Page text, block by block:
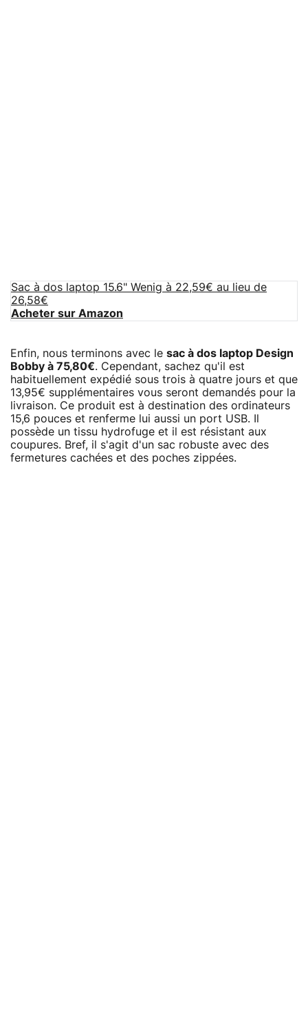
Sac à dos laptop 15.6" Wenig à 22,59€ au lieu de
26,58€
Acheter sur Amazon
Enfin, nous terminons avec le sac à dos laptop Design
Bobby à 75,80€. Cependant, sachez qu'il est
habituellement expédié sous trois à quatre jours et que
13,95€ supplémentaires vous seront demandés pour la
livraison. Ce produit est à destination des ordinateurs
15,6 pouces et renferme lui aussi un port USB. Il
possède un tissu hydrofuge et il est résistant aux
coupures. Bref, il s'agit d'un sac robuste avec des
fermetures cachées et des poches zippées.